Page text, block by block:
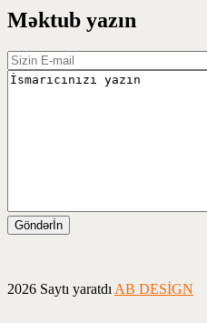
Məktub yazın
2026 Saytı yaratdı AB DESİGN